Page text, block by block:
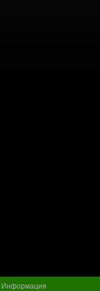
Информация